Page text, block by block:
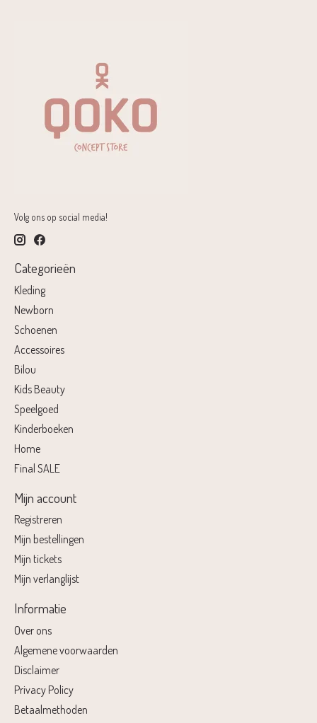
Volg ons op social media!
Categorieën
Kleding
Newborn
Schoenen
Accessoires
Bilou
Kids Beauty
Speelgoed
Kinderboeken
Home
Final SALE
Mijn account
Registreren
Mijn bestellingen
Mijn tickets
Mijn verlanglijst
Informatie
Over ons
Algemene voorwaarden
Disclaimer
Privacy Policy
Betaalmethoden